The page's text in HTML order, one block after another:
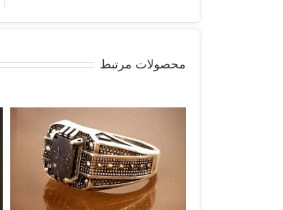
محصولات مرتبط